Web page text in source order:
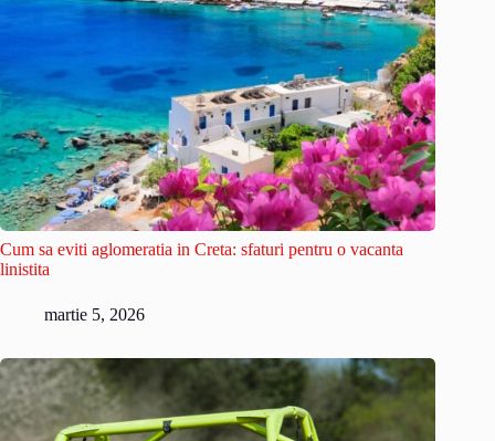
Cum sa eviti aglomeratia in Creta: sfaturi pentru o vacanta
linistita
martie 5, 2026